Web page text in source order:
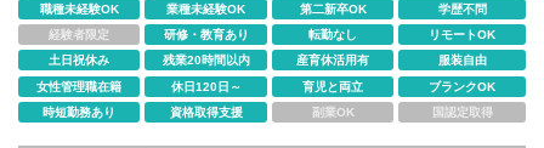
職種未経験OK 業種未経験OK 第二新卒OK
学歴不問
経験者限定
研修・教育あり 転勤なし
リモートOK
土日祝休み
残業20時間以内 産育休活用有
服装自由
女性管理職在籍
休日120日～ 育児と両立
ブランクOK
時短勤務あり
資格取得支援 副業OK 国認定取得